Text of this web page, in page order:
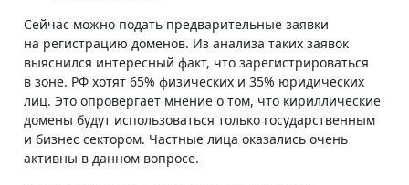
Сейчас можно подать предварительные заявки
на регистрацию доменов. Из анализа таких заявок
выяснился интересный факт, что зарегистрироваться
в зоне. РФ хотят 65% физических и 35% юридических
лиц. Это опровергает мнение о том, что кириллические
домены будут использоваться только государственным
и бизнес сектором. Частные лица оказались очень
активны в данном вопросе.